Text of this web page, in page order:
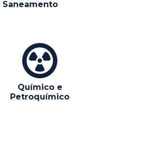
Saneamento
Químico e
Petroquímico